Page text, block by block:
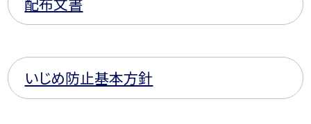
いじめ防止基本方針